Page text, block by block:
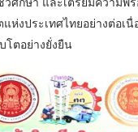
งประเทศไทยอย่างต่อเ
โตอย่างยั่งยืน